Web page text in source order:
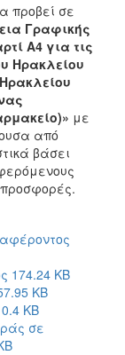
προβεί σε
Γραφικής
Α4 για τις
Ηρακλείου
με
από
βάσει
προσφορές.
174.24 KB
KB
KB
σε